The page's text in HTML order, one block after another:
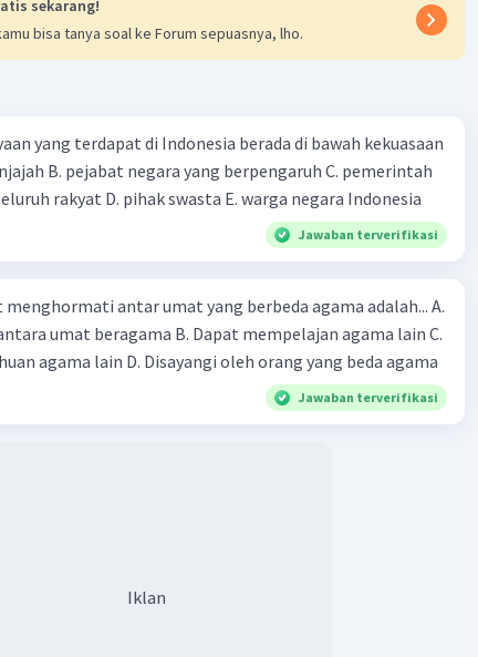
Pak Edi sudah melanggar sila ke-5 dengan
yang mana ia tidak melaksanakan tanggung
baik.
·0.0( 0) Balas
sekarang!
bisa tanya soal ke Forum sepuasnya, lho.
yang terdapat di Indonesia berada di bawah kekuasaan
rakyat D. pihak swasta E. warga negara Indonesia
Jawaban terverifikasi
antar umat yang berbeda agama adalah... A.
umat beragama B. Dapat mempelajan agama lain C.
agama lain D. Disayangi oleh orang yang beda agama
Jawaban terverifikasi
Iklan